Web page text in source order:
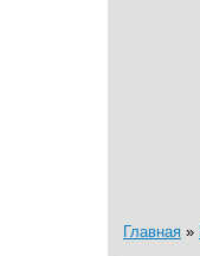
Главная »